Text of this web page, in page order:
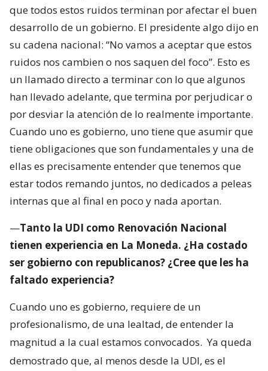
que todos estos ruidos terminan por afectar el buen
desarrollo de un gobierno. El presidente algo dijo en
su cadena nacional: “No vamos a aceptar que estos
ruidos nos cambien o nos saquen del foco”. Esto es
un llamado directo a terminar con lo que algunos
han llevado adelante, que termina por perjudicar o
por desviar la atención de lo realmente importante.
Cuando uno es gobierno, uno tiene que asumir que
tiene obligaciones que son fundamentales y una de
ellas es precisamente entender que tenemos que
estar todos remando juntos, no dedicados a peleas
internas que al final en poco y nada aportan.
—Tanto la UDI como Renovación Nacional
tienen experiencia en La Moneda. ¿Ha costado
ser gobierno con republicanos? ¿Cree que les ha
faltado experiencia?
Cuando uno es gobierno, requiere de un
profesionalismo, de una lealtad, de entender la
magnitud a la cual estamos convocados. Ya queda
demostrado que, al menos desde la UDI, es el